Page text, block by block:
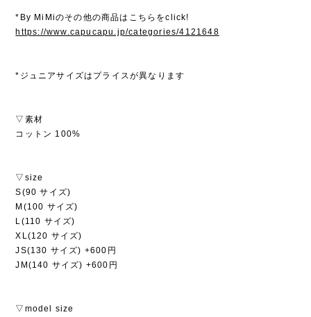
*By MiMiのその他の商品はこちらをclick!
https://www.capucapu.jp/categories/4121648
*ジュニアサイズはプライスが異なります
▽素材
コットン 100%
▽size
S(90 サイズ)
M(100 サイズ)
L(110 サイズ)
XL(120 サイズ)
JS(130 サイズ) +600円
JM(140 サイズ) +600円
▽model size